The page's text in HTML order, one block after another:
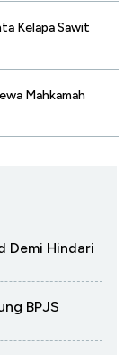
Kelapa Sawit
Mahkamah
Demi Hindari
BPJS